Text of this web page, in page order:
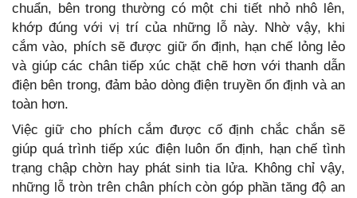
chuẩn, bên trong thường có một chi tiết nhỏ nhô lên,
khớp đúng với vị trí của những lỗ này. Nhờ vậy, khi
cắm vào, phích sẽ được giữ ổn định, hạn chế lỏng lẻo
và giúp các chân tiếp xúc chặt chẽ hơn với thanh dẫn
điện bên trong, đảm bảo dòng điện truyền ổn định và an
toàn hơn.
Việc giữ cho phích cắm được cố định chắc chắn sẽ
giúp quá trình tiếp xúc điện luôn ổn định, hạn chế tình
trạng chập chờn hay phát sinh tia lửa. Không chỉ vậy,
những lỗ tròn trên chân phích còn góp phần tăng độ an